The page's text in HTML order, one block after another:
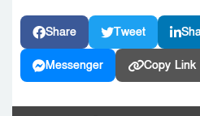
Share Tweet
Messenger Copy Link